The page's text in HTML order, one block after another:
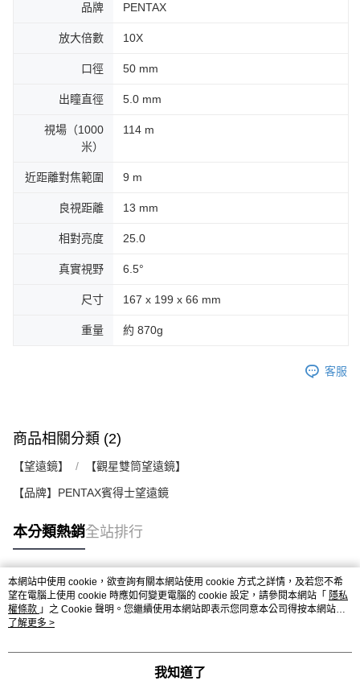
品牌 PENTAX
放大倍數 10X
口徑 50 mm
出瞳直徑 5.0 mm
視場（1000
米）
114 m
近距離對焦範圍 9 m
良視距離 13 mm
相對亮度 25.0
真實視野 6.5°
尺寸 167 x 199 x 66 mm
重量 約 870g
客服
商品相關分類 (2)
【望遠鏡】 【觀星雙筒望遠鏡】
【品牌】PENTAX賓得士望遠鏡
本分類熱銷全站排行
熱門標籤
本網站中使用 cookie，欲查詢有關本網站使用 cookie 方式之詳情，及若您不希
望在電腦上使用 cookie 時應如何變更電腦的 cookie 設定，請參閱本網站「 隱私
權條款 」之 Cookie 聲明。您繼續使用本網站即表示您同意本公司得按本網站使
用條款之 Cookie 聲明使用 cookie。
了解更多 >
我知道了